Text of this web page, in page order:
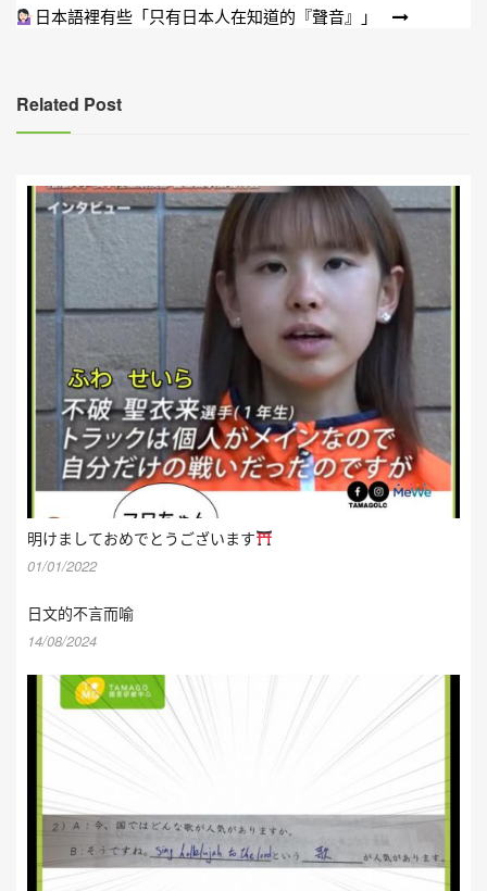
章日本語裡有些「只有日本人在知道的『聲音』」
Related Post
明けましておめでとうございます
01/01/2022
日文的不言而喻
14/08/2024